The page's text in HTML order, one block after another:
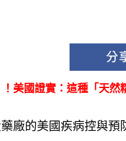
美國證實：這種「天然
廠的美國疾病控與